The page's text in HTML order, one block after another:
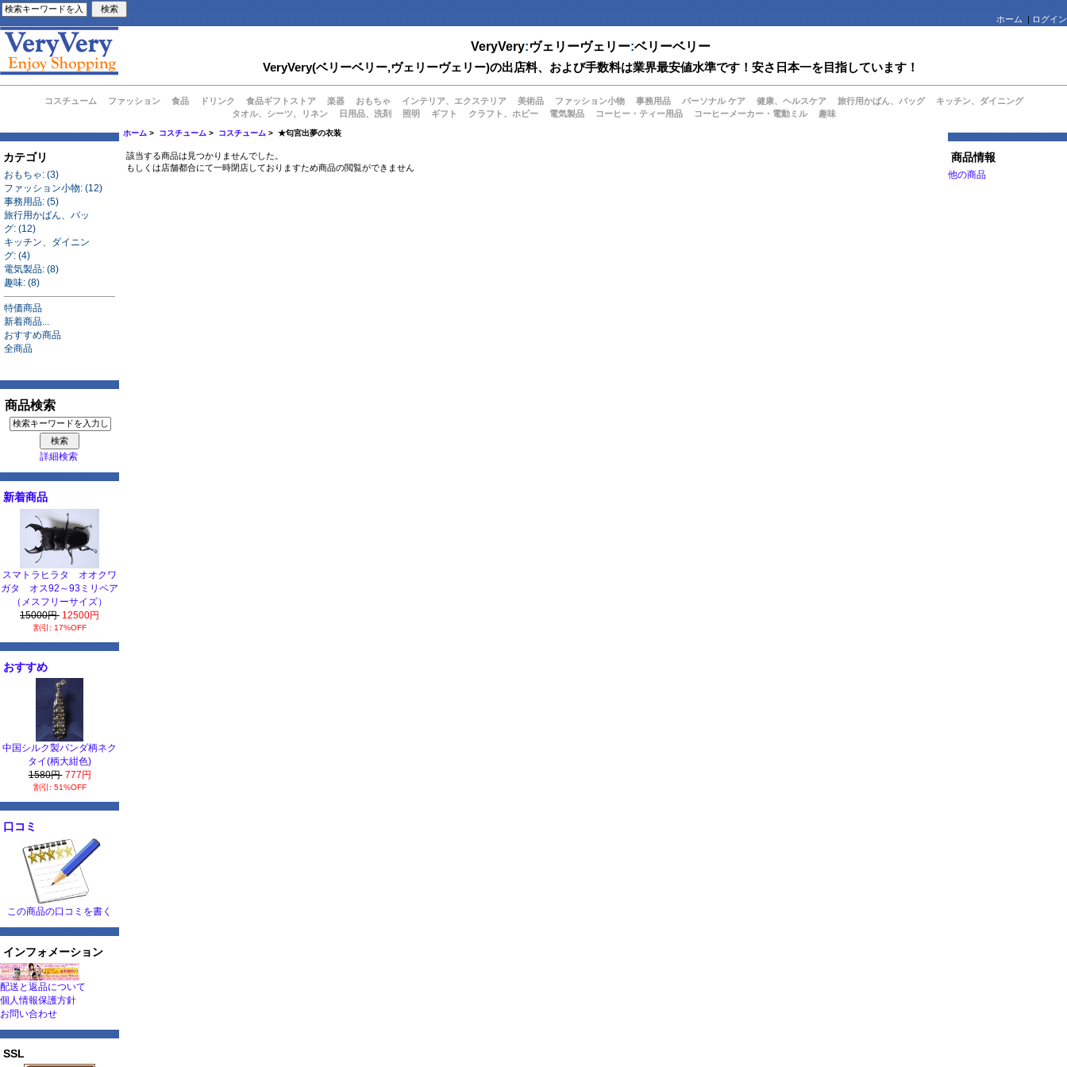
ホーム | ログイン
VeryVery:ヴェリーヴェリー:ベリーベリー
VeryVery(ベリーベリー,ヴェリーヴェリー)の出店料、および手数料は業界最安値水準です！安さ日本一を目指しています！
コスチューム ファッション 食品 ドリンク 食品ギフトストア 楽器 おもちゃ インテリア、エクステリア 美術品 ファッション小物 事務用品 パーソナル ケア 健康、ヘルスケア 旅行用かばん、バッグ
キッチン、ダイニング
タオル、シーツ、リネン
日用品、洗剤 照明 ギフト クラフト、ホビー 電気製品 コーヒー・ティー用品 コーヒーメーカー・電動ミル 趣味
カテゴリ
おもちゃ: (3)
ファッション小物: (12)
事務用品: (5)
旅行用かばん、バッ
グ: (12)
キッチン、ダイニン
グ: (4)
電気製品: (8)
趣味: (8)
特価商品
新着商品...
おすすめ商品
全商品
商品検索
詳細検索
新着商品
スマトラヒラタ オオクワ
ガタ オス92～93ミリペア
（メスフリーサイズ）
15000円 12500円
割引: 17%OFF
おすすめ
中国シルク製パンダ柄ネク
タイ(柄大紺色)
1580円 777円
割引: 51%OFF
口コミ
この商品の口コミを書く
インフォメーション
配送と返品について
個人情報保護方針
お問い合わせ
SSL
ホーム > コスチューム > コスチューム > ★匂宮出夢の衣装
該当する商品は見つかりませんでした。
もしくは店舗都合にて一時閉店しておりますため商品の閲覧ができません
商品情報
他の商品